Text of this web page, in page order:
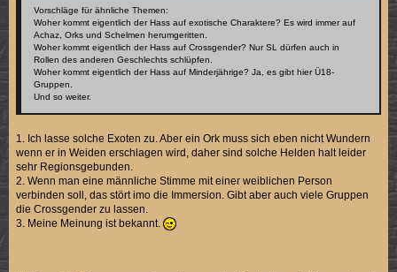
Vorschläge für ähnliche Themen:
Woher kommt eigentlich der Hass auf exotische Charaktere? Es wird immer auf
Achaz, Orks und Schelmen herumgeritten.
Woher kommt eigentlich der Hass auf Crossgender? Nur SL dürfen auch in
Rollen des anderen Geschlechts schlüpfen.
Woher kommt eigentlich der Hass auf Minderjährige? Ja, es gibt hier Ü18-
Gruppen.
Und so weiter.
1. Ich lasse solche Exoten zu. Aber ein Ork muss sich eben nicht Wundern
wenn er in Weiden erschlagen wird, daher sind solche Helden halt leider
sehr Regionsgebunden.
2. Wenn man eine männliche Stimme mit einer weiblichen Person
verbinden soll, das stört imo die Immersion. Gibt aber auch viele Gruppen
die Crossgender zu lassen.
3. Meine Meinung ist bekannt.